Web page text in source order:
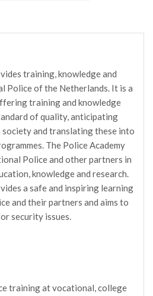
training, knowledge and
Police of the Netherlands. It is a
training and knowledge
of quality, anticipating
and translating these into
The Police Academy
Police and other partners in
knowledge and research.
a safe and inspiring learning
and their partners and aims to
security issues.
training at vocational, college